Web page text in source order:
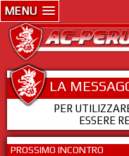
MENU
LA
PER
ESSERE
PROSSIMO INCONTRO